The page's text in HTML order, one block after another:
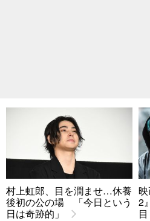
村上虹郎、目を潤ませ…休養
後初の公の場 「今日という
日は奇跡的」
2
目